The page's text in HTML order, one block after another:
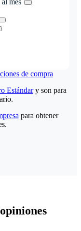
de compra
Estándary son para
para obtener